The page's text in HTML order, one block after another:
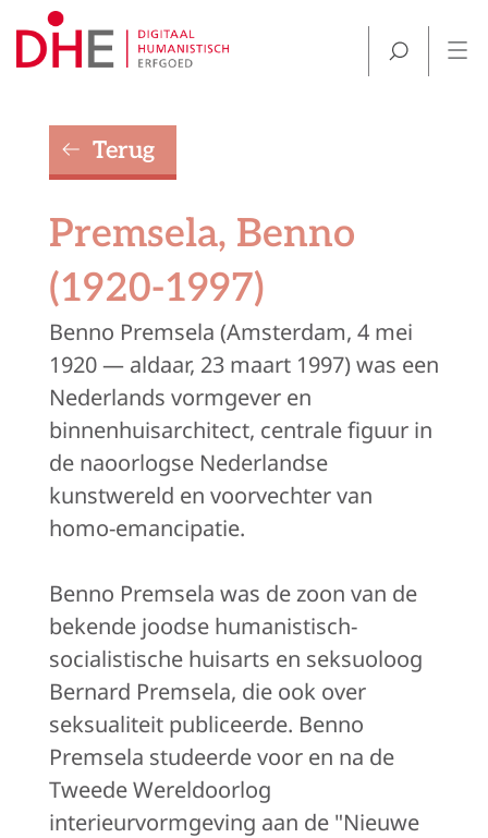
Terug
Premsela, Benno
(1920-1997)
Benno Premsela (Amsterdam, 4 mei
1920 — aldaar, 23 maart 1997) was een
Nederlands vormgever en
binnenhuisarchitect, centrale figuur in
de naoorlogse Nederlandse
kunstwereld en voorvechter van
homo-emancipatie.
Benno Premsela was de zoon van de
bekende joodse humanistisch-
socialistische huisarts en seksuoloog
Bernard Premsela, die ook over
seksualiteit publiceerde. Benno
Premsela studeerde voor en na de
Tweede Wereldoorlog
interieurvormgeving aan de "Nieuwe